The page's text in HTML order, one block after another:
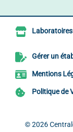
Gérer un
Mentions
Politique de
© 2026